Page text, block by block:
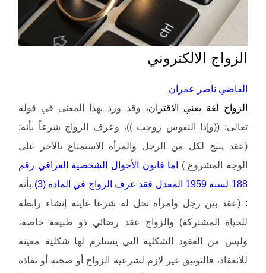
الزواج الالكتروني
القاضي ناصر عمران
الزواج لغة يعني الاقتران، وقد ورد بهذا المعنى في قوله
تعالى: ((وإذا النفوس زوجت ))، وعرف الزواج شرعاً بأنه:
(عقد يبيح لكل من الرجل والمرأة الاستمتاع بالآخر على
الوجه المشروع ) اما قانون الأحوال الشخصية العراقي رقم
188 لسنة 1959 المعدل فقد عرف الزواج في المادة (3)
بأنه
: (عقد بين رجل وامرأة تحل له شرعا غايته إنشاء رابطة
للحياة المشتركة) والزواج عقد رضائي ذو طبيعة خاصة،
وليس من العقود الشكلية التي يستلزم لها شكلية معينة
للانعقاد، فالتوثيق غير لازم لشرعية الزواج أو صحته أو نفاذه